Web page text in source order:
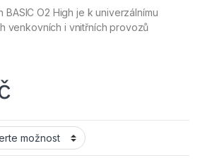
O2 High je k univerzálnímu
venkovních i vnitřních provozů